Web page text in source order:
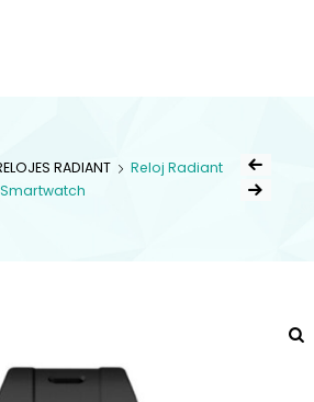
RADIANT
Reloj Radiant
Smartwatch